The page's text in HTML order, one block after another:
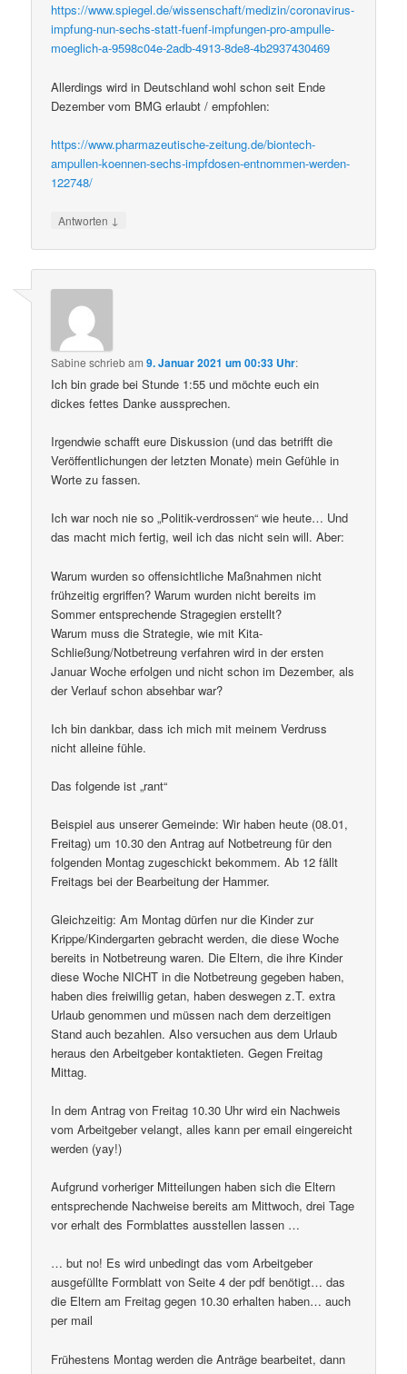
https://www.spiegel.de/wissenschaft/medizin/coronavirus-
impfung-nun-sechs-statt-fuenf-impfungen-pro-ampulle-
moeglich-a-9598c04e-2adb-4913-8de8-4b2937430469
Allerdings wird in Deutschland wohl schon seit Ende
Dezember vom BMG erlaubt / empfohlen:
https://www.pharmazeutische-zeitung.de/biontech-
ampullen-koennen-sechs-impfdosen-entnommen-werden-
122748/
Antworten ↓
Sabine schriebam9. Januar 2021 um 00:33 Uhr:
Ich bin grade bei Stunde 1:55 und möchte euch ein
dickes fettes Danke aussprechen.
Irgendwie schafft eure Diskussion (und das betrifft die
Veröffentlichungen der letzten Monate) mein Gefühle in
Worte zu fassen.
Ich war noch nie so „Politik-verdrossen“ wie heute… Und
das macht mich fertig, weil ich das nicht sein will. Aber:
Warum wurden so offensichtliche Maßnahmen nicht
frühzeitig ergriffen? Warum wurden nicht bereits im
Sommer entsprechende Stragegien erstellt?
Warum muss die Strategie, wie mit Kita-
Schließung/Notbetreung verfahren wird in der ersten
Januar Woche erfolgen und nicht schon im Dezember, als
der Verlauf schon absehbar war?
Ich bin dankbar, dass ich mich mit meinem Verdruss
nicht alleine fühle.
Das folgende ist „rant“
Beispiel aus unserer Gemeinde: Wir haben heute (08.01,
Freitag) um 10.30 den Antrag auf Notbetreung für den
folgenden Montag zugeschickt bekommem. Ab 12 fällt
Freitags bei der Bearbeitung der Hammer.
Gleichzeitig: Am Montag dürfen nur die Kinder zur
Krippe/Kindergarten gebracht werden, die diese Woche
bereits in Notbetreung waren. Die Eltern, die ihre Kinder
diese Woche NICHT in die Notbetreung gegeben haben,
haben dies freiwillig getan, haben deswegen z.T. extra
Urlaub genommen und müssen nach dem derzeitigen
Stand auch bezahlen. Also versuchen aus dem Urlaub
heraus den Arbeitgeber kontaktieten. Gegen Freitag
Mittag.
In dem Antrag von Freitag 10.30 Uhr wird ein Nachweis
vom Arbeitgeber velangt, alles kann per email eingereicht
werden (yay!)
Aufgrund vorheriger Mitteilungen haben sich die Eltern
entsprechende Nachweise bereits am Mittwoch, drei Tage
vor erhalt des Formblattes ausstellen lassen …
… but no! Es wird unbedingt das vom Arbeitgeber
ausgefüllte Formblatt von Seite 4 der pdf benötigt… das
die Eltern am Freitag gegen 10.30 erhalten haben… auch
per mail
Frühestens Montag werden die Anträge bearbeitet, dann